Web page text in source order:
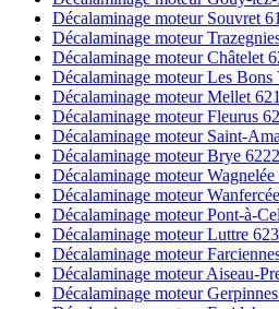
Décalaminage moteur Souvret
Décalaminage moteur
Décalaminage moteur Châtelet
Décalaminage moteur Les
Décalaminage moteur Mellet
Décalaminage moteur Fleurus
Décalaminage moteur Saint-
Décalaminage moteur Brye 6222
Décalaminage moteur
Décalaminage moteur
Décalaminage moteur Pont-à-
Décalaminage moteur Luttre
Décalaminage moteur
Décalaminage moteur Aiseau-
Décalaminage moteur